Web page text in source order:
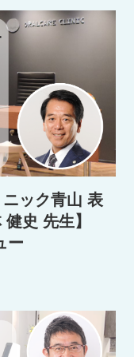
ック青山 表
史 先生】
ー